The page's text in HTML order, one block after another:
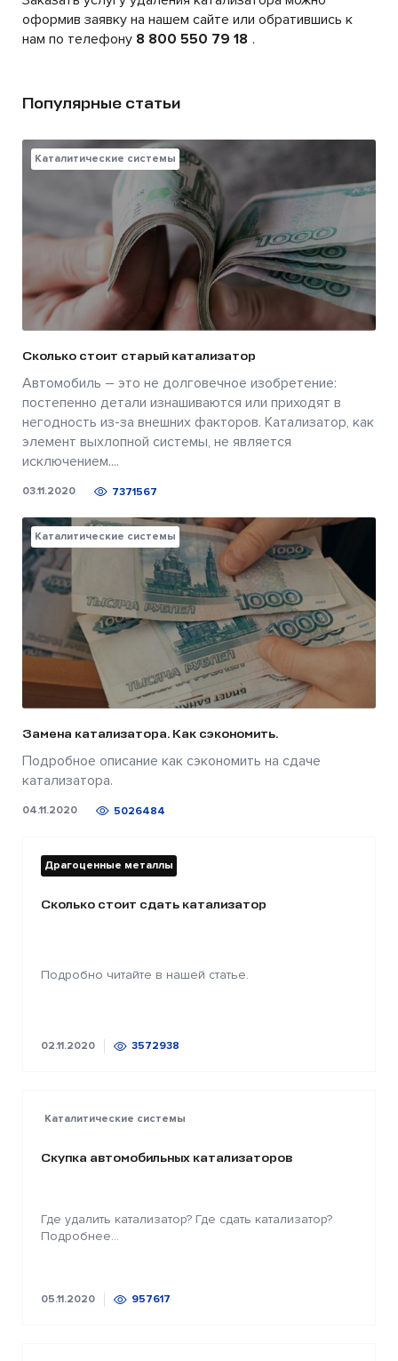
оформив заявку на нашем сайте или обратившись к
нам по телефону 8 800 550 79 18 .
Популярные статьи
Каталитические системы
Сколько стоит старый катализатор
Автомобиль – это не долговечное изобретение:
постепенно детали изнашиваются или приходят в
негодность из-за внешних факторов. Катализатор, как
элемент выхлопной системы, не является
исключением....
03.11.2020 7371567
Каталитические системы
Замена катализатора. Как сэкономить.
Подробное описание как сэкономить на сдаче
катализатора.
04.11.2020 5026484
Драгоценные металлы
Сколько стоит сдать катализатор
Подробно читайте в нашей статье.
02.11.2020 3572938
Каталитические системы
Скупка автомобильных катализаторов
Где удалить катализатор? Где сдать катализатор?
Подробнее...
05.11.2020 957617